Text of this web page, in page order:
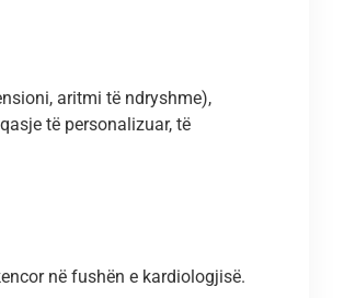
aritmi të ndryshme),
të personalizuar, të
në fushën e kardiologjisë.